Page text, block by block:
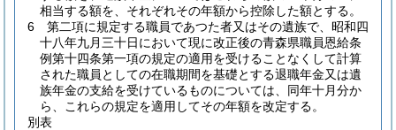
相当する額を、それぞれその年額から控除した額とする。
6
第二項に規定する職員であつた者又はその遺族で、昭和四
十八年九月三十日において現に改正後の青森県職員恩給条
例第十四条第一項の規定の適用を受けることなくして計算
された職員としての在職期間を基礎とする退職年金又は遺
族年金の支給を受けているものについては、同年十月分か
ら、これらの規定を適用してその年額を改定する。
別表